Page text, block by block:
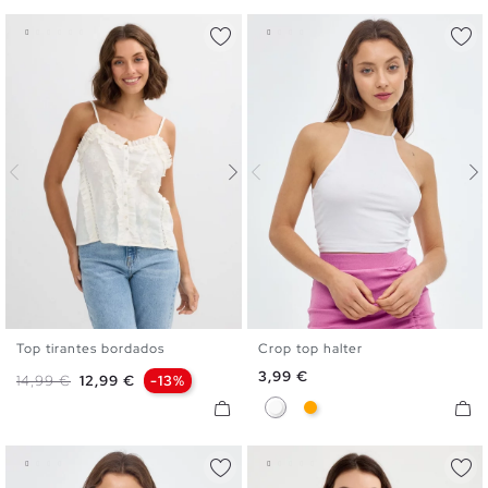
Top tirantes bordados
Precio base
14,99 € Precio
12,99 € -13%
XS
Crop top halter
Precio
3,99 €
BlancoNaranja